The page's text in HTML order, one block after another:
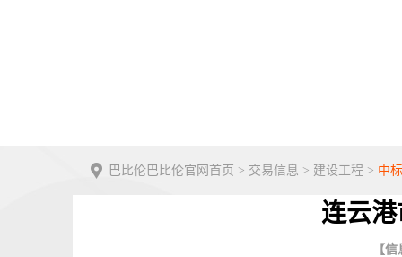
巴比伦巴比伦官网首页 > 交易信息 > 建设工程 > 中
连云
【